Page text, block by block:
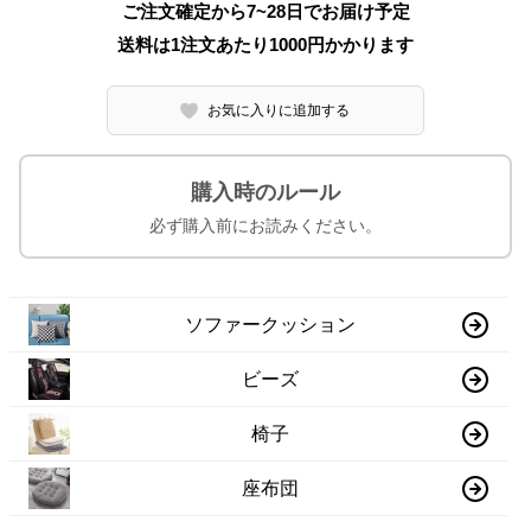
ご注文確定から7~28日でお届け予定
送料は1注文あたり 1000円かかります
お気に入りに追加する
購入時のルール
必ず購入前にお読みください。
ソファークッション
ビーズ
椅子
座布団